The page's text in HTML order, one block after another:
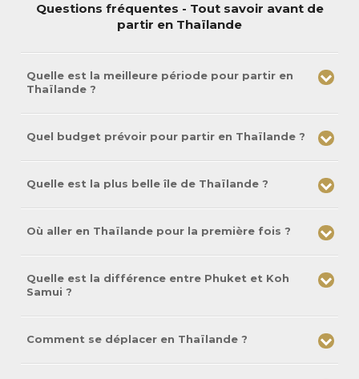
Questions fréquentes - Tout savoir avant de
partir en Thaïlande
Quelle est la meilleure période pour partir en
Thaïlande ?
Quel budget prévoir pour partir en Thaïlande ?
Quelle est la plus belle île de Thaïlande ?
Où aller en Thaïlande pour la première fois ?
Quelle est la différence entre Phuket et Koh
Samui ?
Comment se déplacer en Thaïlande ?